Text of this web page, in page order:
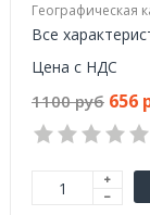
Географическая
Все
Цена с НДС
1100 руб 656